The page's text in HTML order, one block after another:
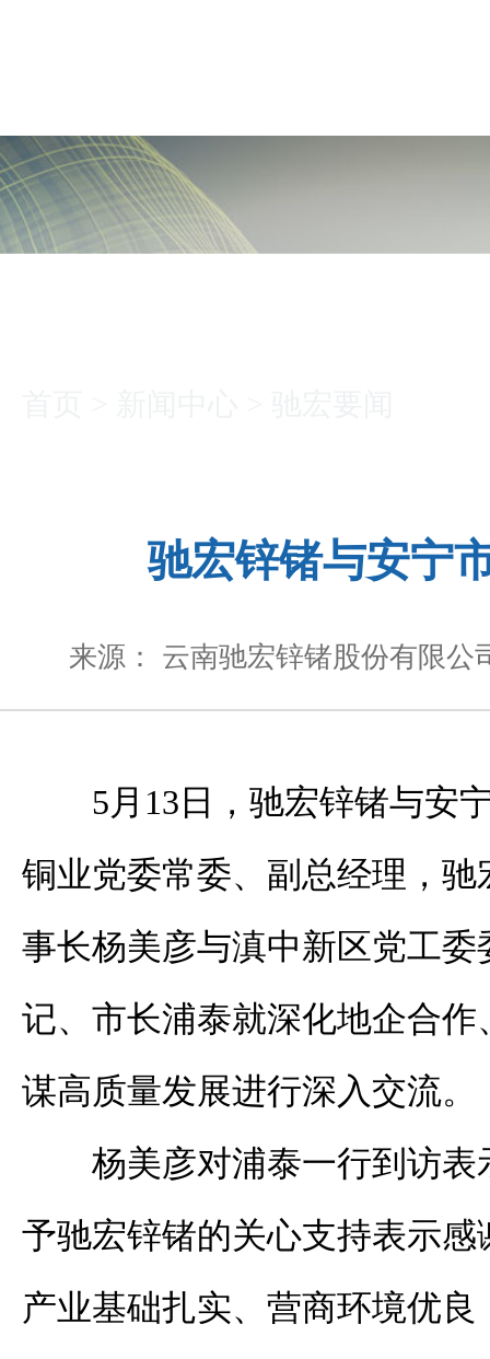
驰宏锌锗与安宁
来源： 云南驰宏锌锗股份有限公
5月13日，驰宏锌锗与安
铜业党委常委、副总经理，
事长杨美彦与滇中新区党工
记、市长浦泰就深化地企合
谋高质量发展进行深入交流。
杨美彦对浦泰一行到访
予驰宏锌锗的关心支持表示
产业基础扎实、营商环境优